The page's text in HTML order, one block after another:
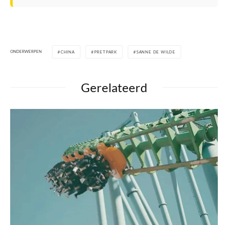
ONDERWERPEN CHINA PRETPARK SANNE DE WILDE
Gerelateerd